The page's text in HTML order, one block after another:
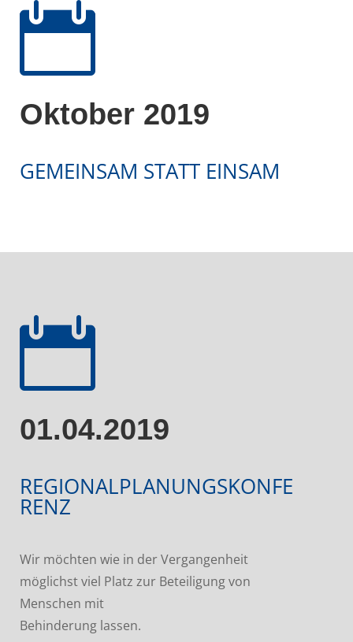

Oktober 2019
GEMEINSAM STATT EINSAM

01.04.2019
REGIONALPLANUNGSKONFE
RENZ
Wir möchten wie in der Vergangenheit
möglichst viel Platz zur Beteiligung von
Menschen mit
Behinderung lassen.